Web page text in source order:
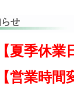
せ
【夏季休業
【営業時間